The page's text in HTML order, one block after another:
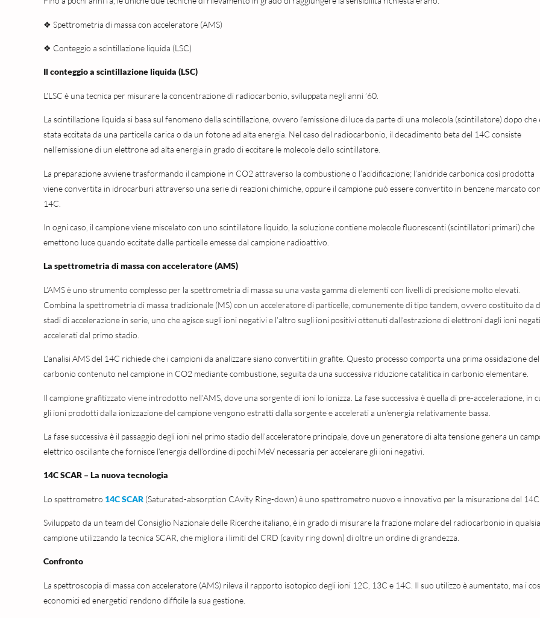
❖ Spettrometria di massa con acceleratore (AMS)
❖ Conteggio a scintillazione liquida (LSC)
Il conteggio a scintillazione liquida (LSC)
L’LSC è una tecnica per misurare la concentrazione di radiocarbonio, sviluppata negli anni ’60.
La scintillazione liquida si basa sul fenomeno della scintillazione, ovvero l’emissione di luce da parte di una molecola (scintillatore) dopo che
stata eccitata da una particella carica o da un fotone ad alta energia. Nel caso del radiocarbonio, il decadimento beta del 14C consiste
nell’emissione di un elettrone ad alta energia in grado di eccitare le molecole dello scintillatore.
La preparazione avviene trasformando il campione in CO2 attraverso la combustione o l’acidificazione; l’anidride carbonica così prodotta
viene convertita in idrocarburi attraverso una serie di reazioni chimiche, oppure il campione può essere convertito in benzene marcato
14C.
In ogni caso, il campione viene miscelato con uno scintillatore liquido, la soluzione contiene molecole fluorescenti (scintillatori primari) che
emettono luce quando eccitate dalle particelle emesse dal campione radioattivo.
La spettrometria di massa con acceleratore (AMS)
L’AMS è uno strumento complesso per la spettrometria di massa su una vasta gamma di elementi con livelli di precisione molto elevati.
Combina la spettrometria di massa tradizionale (MS) con un acceleratore di particelle, comunemente di tipo tandem, ovvero costituito da
stadi di accelerazione in serie, uno che agisce sugli ioni negativi e l’altro sugli ioni positivi ottenuti dall’estrazione di elettroni dagli ioni
accelerati dal primo stadio.
L’analisi AMS del 14C richiede che i campioni da analizzare siano convertiti in grafite. Questo processo comporta una prima ossidazione del
carbonio contenuto nel campione in CO2 mediante combustione, seguita da una successiva riduzione catalitica in carbonio elementare.
Il campione grafitizzato viene introdotto nell’AMS, dove una sorgente di ioni lo ionizza. La fase successiva è quella di pre-accelerazione, in
gli ioni prodotti dalla ionizzazione del campione vengono estratti dalla sorgente e accelerati a un’energia relativamente bassa.
La fase successiva è il passaggio degli ioni nel primo stadio dell’acceleratore principale, dove un generatore di alta tensione genera un
elettrico oscillante che fornisce l’energia dell’ordine di pochi MeV necessaria per accelerare gli ioni negativi.
14C SCAR – La nuova tecnologia
Lo spettrometro 14C SCAR (Saturated-absorption CAvity Ring-down) è uno spettrometro nuovo e innovativo per la misurazione del
Sviluppato da un team del Consiglio Nazionale delle Ricerche italiano, è in grado di misurare la frazione molare del radiocarbonio in
campione utilizzando la tecnica SCAR, che migliora i limiti del CRD (cavity ring down) di oltre un ordine di grandezza.
Confronto
La spettroscopia di massa con acceleratore (AMS) rileva il rapporto isotopico degli ioni 12C, 13C e 14C. Il suo utilizzo è aumentato, ma i
economici ed energetici rendono difficile la sua gestione.